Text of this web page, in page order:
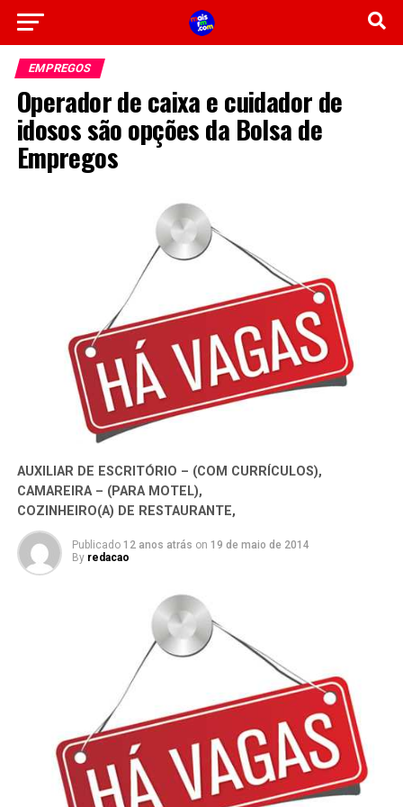
EMPREGOS
Operador de caixa e cuidador de
idosos são opções da Bolsa de
Empregos
AUXILIAR DE ESCRITÓRIO – (COM CURRÍCULOS),
CAMAREIRA – (PARA MOTEL),
COZINHEIRO(A) DE RESTAURANTE,
Publicado 12 anos atrás on 19 de maio de 2014
By redacao